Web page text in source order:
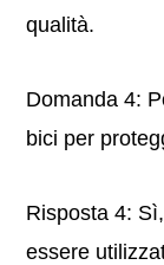
qualità.
Domanda 4:
bici per
Risposta 4:
essere